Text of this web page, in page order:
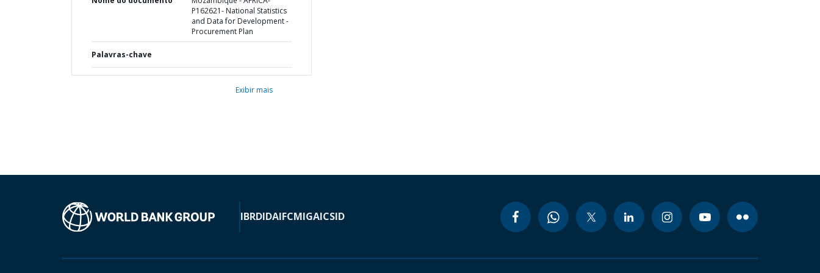
P162621- National Statistics
and Data for Development -
Procurement Plan
Palavras-chave
Exibir mais
IBRDIDAIFCMIGAICSID